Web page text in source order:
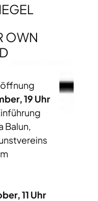
OWN
19 Uhr
Balun,
11 Uhr